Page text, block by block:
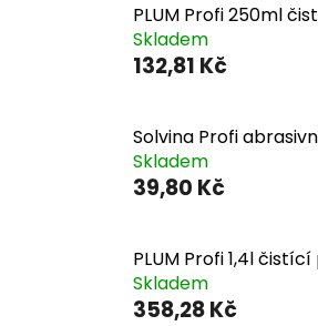
PLUM Profi 250ml
Skladem
132,81 Kč
Solvina Profi
Skladem
39,80 Kč
PLUM Profi 1,4l
Skladem
358,28 Kč